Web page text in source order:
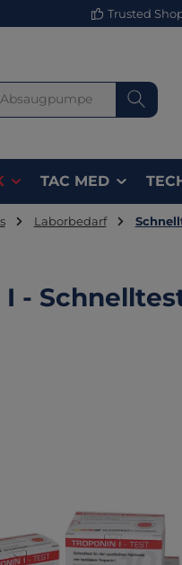
Trusted
TAC MED
Laborbedarf
I -